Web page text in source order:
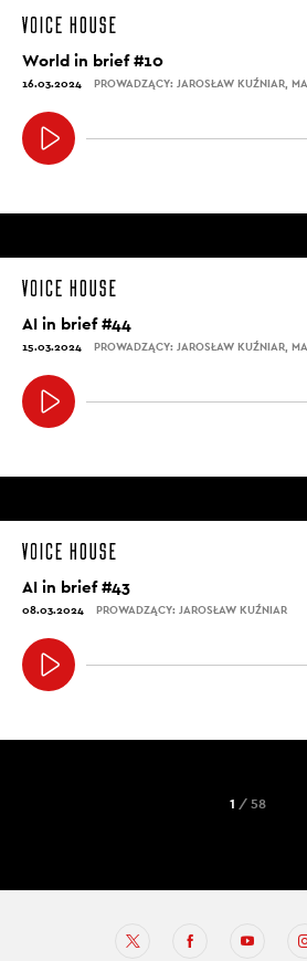
World in brief #10
16.03.2024 PROWADZĄCY: JAROSŁAW KUŹNIAR,
AI in brief #44
15.03.2024 PROWADZĄCY: JAROSŁAW KUŹNIAR,
AI in brief #43
08.03.2024 PROWADZĄCY: JAROSŁAW KUŹNIAR
1 / 58